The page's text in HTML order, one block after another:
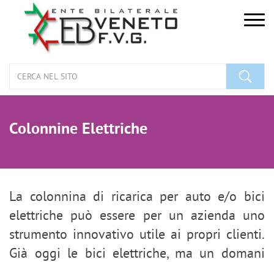
Colonnine Elettriche
La colonnina di ricarica per auto e/o bici
elettriche può essere per un azienda uno
strumento innovativo utile ai propri clienti.
Già oggi le bici elettriche, ma un domani